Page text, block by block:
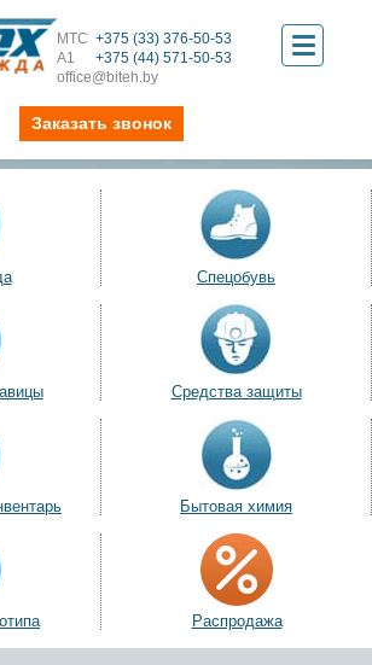
МТС +375 (33) 376-50-53
А1
+375 (44) 571-50-53
office@biteh.by
Toggle
Заказать звонок
Спецобувь
Средства защиты
Бытовая химия
Распродажа